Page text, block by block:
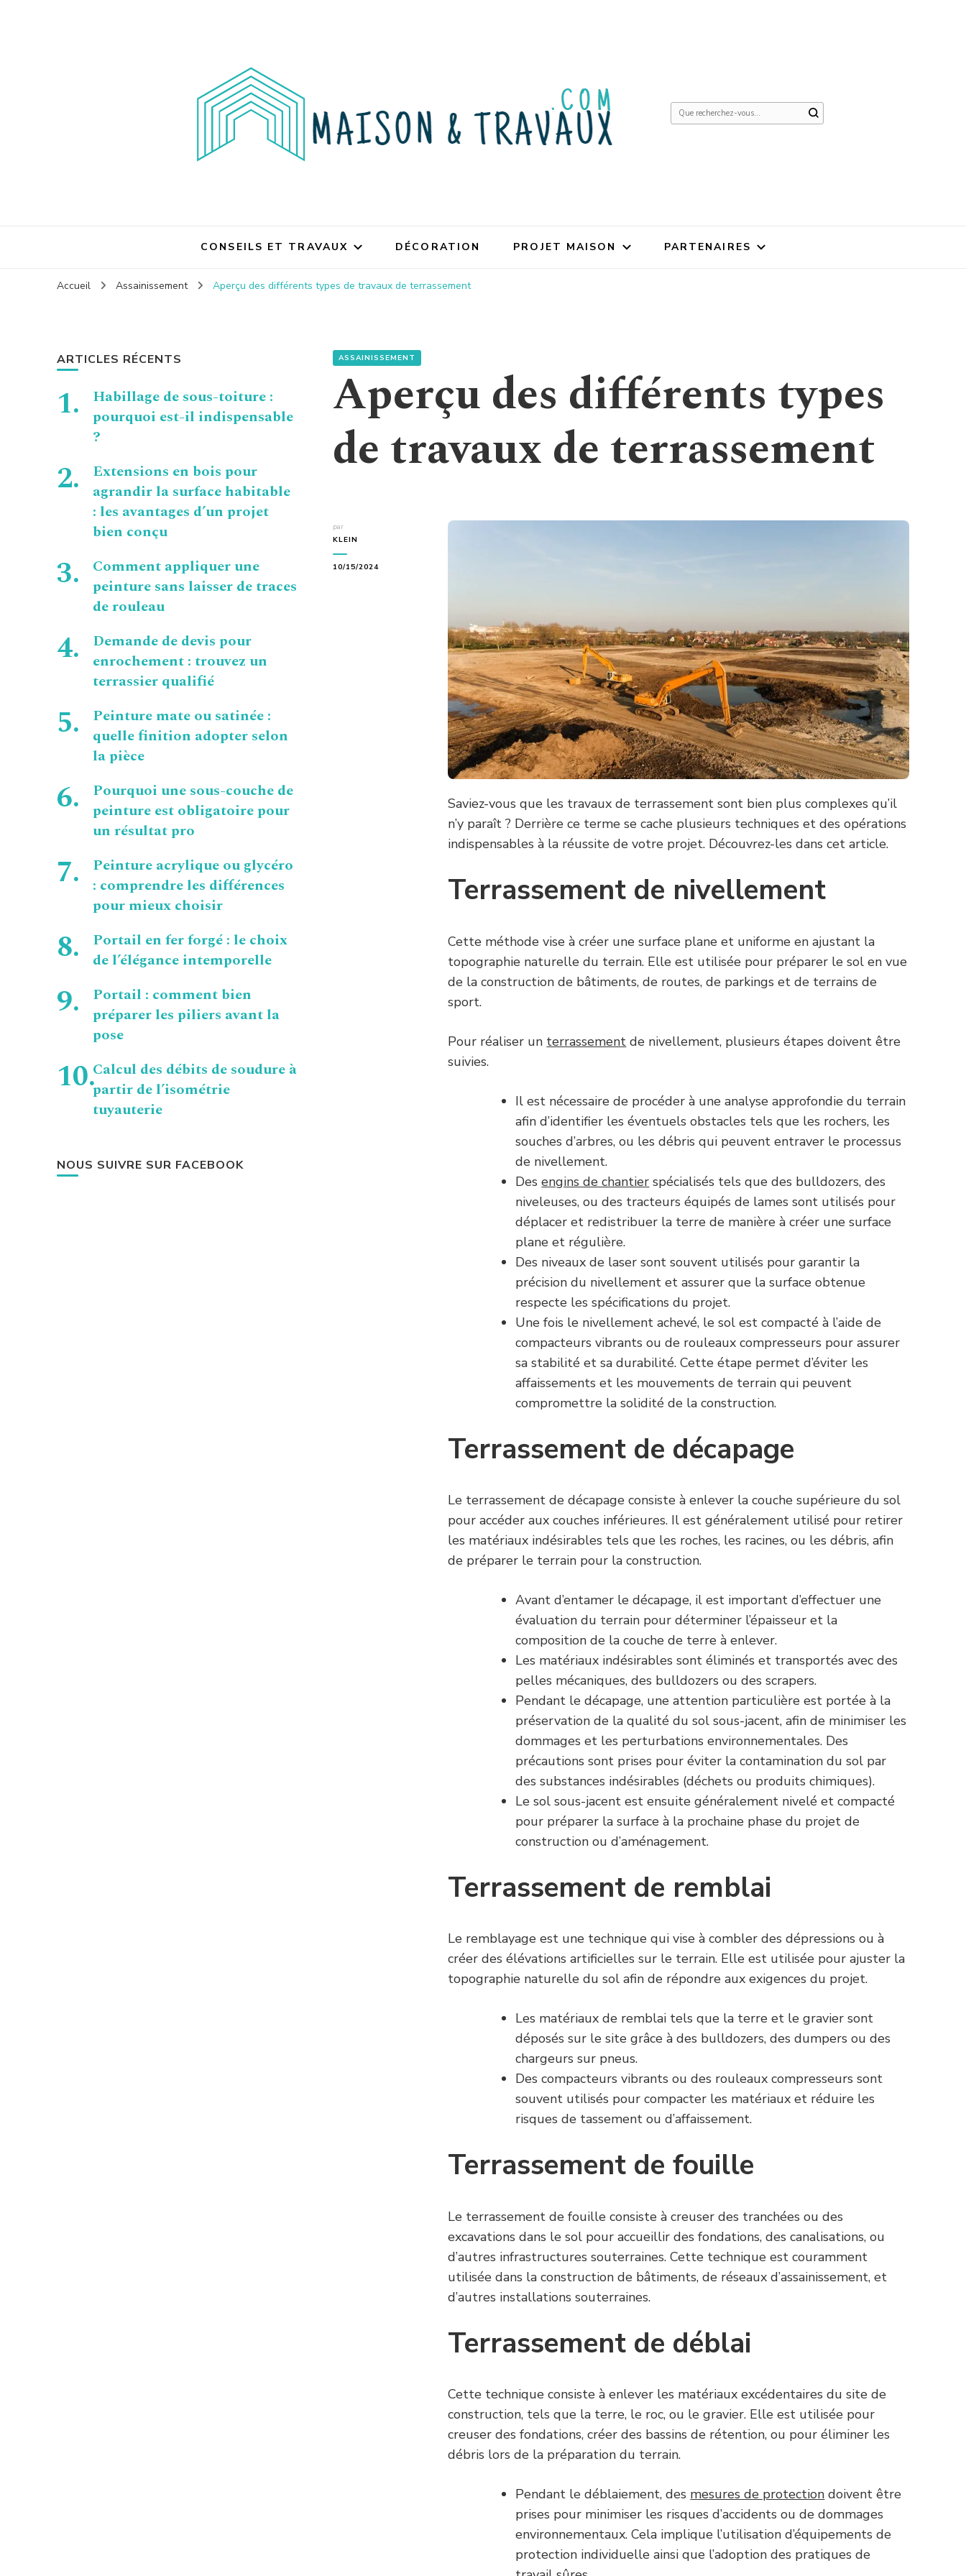
Vous
CONSEILS ET TRAVAUX DÉCORATION PROJET MAISON PARTENAIRES
Accueil Assainissement Aperçu des différents types de travaux de terrassement
ASSAINISSEMENT
Aperçu des différents types
de travaux de terrassement
par
KLEIN
10/15/2024
Saviez-vous que les travaux de terrassement sont bien plus complexes qu’il
n’y paraît ? Derrière ce terme se cache plusieurs techniques et des opérations
indispensables à la réussite de votre projet. Découvrez-les dans cet article.
Terrassement de nivellement
Cette méthode vise à créer une surface plane et uniforme en ajustant la
topographie naturelle du terrain. Elle est utilisée pour préparer le sol en vue
de la construction de bâtiments, de routes, de parkings et de terrains de
sport.
Pour réaliser un terrassement de nivellement, plusieurs étapes doivent être
suivies.
Il est nécessaire de procéder à une analyse approfondie du terrain
afin d’identifier les éventuels obstacles tels que les rochers, les
souches d’arbres, ou les débris qui peuvent entraver le processus
de nivellement.
Desengins de chantier spécialisés tels que des bulldozers, des
niveleuses, ou des tracteurs équipés de lames sont utilisés pour
déplacer et redistribuer la terre de manière à créer une surface
plane et régulière.
Des niveaux de laser sont souvent utilisés pour garantir la
précision du nivellement et assurer que la surface obtenue
respecte les spécifications du projet.
Une fois le nivellement achevé, le sol est compacté à l’aide de
compacteurs vibrants ou de rouleaux compresseurs pour assurer
sa stabilité et sa durabilité. Cette étape permet d’éviter les
affaissements et les mouvements de terrain qui peuvent
compromettre la solidité de la construction.
Terrassement de décapage
Le terrassement de décapage consiste à enlever la couche supérieure du sol
pour accéder aux couches inférieures. Il est généralement utilisé pour retirer
les matériaux indésirables tels que les roches, les racines, ou les débris, afin
de préparer le terrain pour la construction.
Avant d’entamer le décapage, il est important d’effectuer une
évaluation du terrain pour déterminer l’épaisseur et la
composition de la couche de terre à enlever.
Les matériaux indésirables sont éliminés et transportés avec des
pelles mécaniques, des bulldozers ou des scrapers.
Pendant le décapage, une attention particulière est portée à la
préservation de la qualité du sol sous-jacent, afin de minimiser les
dommages et les perturbations environnementales. Des
précautions sont prises pour éviter la contamination du sol par
des substances indésirables (déchets ou produits chimiques).
Le sol sous-jacent est ensuite généralement nivelé et compacté
pour préparer la surface à la prochaine phase du projet de
construction ou d’aménagement.
Terrassement de remblai
Le remblayage est une technique qui vise à combler des dépressions ou à
créer des élévations artificielles sur le terrain. Elle est utilisée pour ajuster la
topographie naturelle du sol afin de répondre aux exigences du projet.
Les matériaux de remblai tels que la terre et le gravier sont
déposés sur le site grâce à des bulldozers, des dumpers ou des
chargeurs sur pneus.
Des compacteurs vibrants ou des rouleaux compresseurs sont
souvent utilisés pour compacter les matériaux et réduire les
risques de tassement ou d’affaissement.
Terrassement de fouille
Le terrassement de fouille consiste à creuser des tranchées ou des
excavations dans le sol pour accueillir des fondations, des canalisations, ou
d’autres infrastructures souterraines. Cette technique est couramment
utilisée dans la construction de bâtiments, de réseaux d’assainissement, et
d’autres installations souterraines.
Terrassement de déblai
Cette technique consiste à enlever les matériaux excédentaires du site de
construction, tels que la terre, le roc, ou le gravier. Elle est utilisée pour
creuser des fondations, créer des bassins de rétention, ou pour éliminer les
débris lors de la préparation du terrain.
Pendant le déblaiement, des mesures de protection doivent être
prises pour minimiser les risques d’accidents ou de dommages
environnementaux. Cela implique l’utilisation d’équipements de
protection individuelle ainsi que l’adoption des pratiques de
ARTICLES RÉCENTS
Habillage de sous-toiture :
pourquoi est-il indispensable
?
Extensions en bois pour
agrandir la surface habitable
: les avantages d’un projet
bien conçu
Comment appliquer une
peinture sans laisser de traces
de rouleau
Demande de devis pour
enrochement : trouvez un
terrassier qualifié
Peinture mate ou satinée :
quelle finition adopter selon
la pièce
Pourquoi une sous-couche de
peinture est obligatoire pour
un résultat pro
Peinture acrylique ou glycéro
: comprendre les différences
pour mieux choisir
Portail en fer forgé : le choix
de l’élégance intemporelle
Portail : comment bien
préparer les piliers avant la
pose
Calcul des débits de soudure à
partir de l’isométrie
tuyauterie
NOUS SUIVRE SUR FACEBOOK